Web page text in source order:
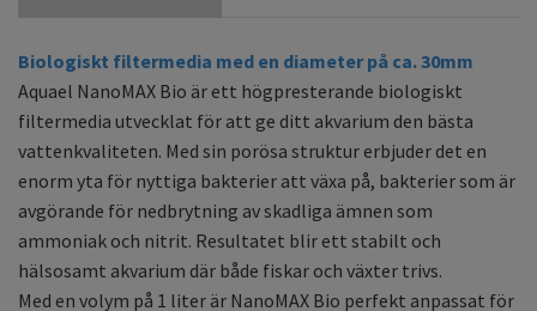
Biologiskt filtermedia med en diameter på ca. 30mm
Aquael NanoMAX Bio är ett högpresterande biologiskt
filtermedia utvecklat för att ge ditt akvarium den bästa
vattenkvaliteten. Med sin porösa struktur erbjuder det en
enorm yta för nyttiga bakterier att växa på, bakterier som är
avgörande för nedbrytning av skadliga ämnen som
ammoniak och nitrit. Resultatet blir ett stabilt och
hälsosamt akvarium där både fiskar och växter trivs.
Med en volym på 1 liter är NanoMAX Bio perfekt anpassat för